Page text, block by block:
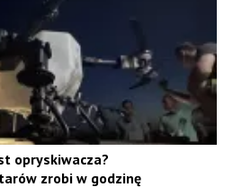
opryskiwacza?
zrobi w godzinę